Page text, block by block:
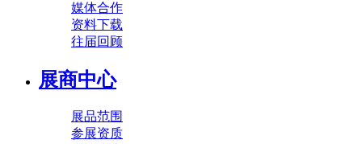
媒体合作
资料下载
往届回顾
展商中心
展品范围
参展资质